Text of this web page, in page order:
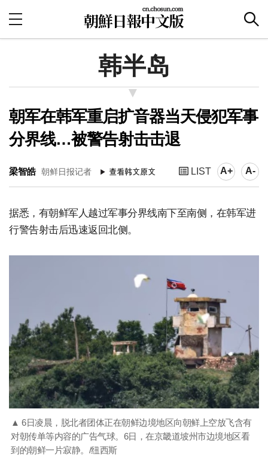
韩半岛
朝军在韩军重启扩音器当天侵犯军事
分界线…被警告射击击退
梁智皓 朝鲜日报记者 LIST A+ A-
据悉，有朝鲜军人越过军事分界线南下至南侧，在韩军进
行警告射击后迅速返回北侧。
▲ 6日凌晨，脱北者团体正在朝鲜边境地区向朝鲜上空放飞含有
对朝传单等内容的广告气球。6日，在京畿道坡州市边境地区看
到的朝鲜一片寂静。/纽西斯